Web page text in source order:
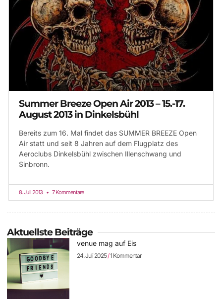
Summer Breeze Open Air 2013 – 15.-17.
August 2013 in Dinkelsbühl
Bereits zum 16. Mal findet das SUMMER BREEZE Open
Air statt und seit 8 Jahren auf dem Flugplatz des
Aeroclubs Dinkelsbühl zwischen Illenschwang und
Sinbronn.
8. Juli 2013 7 Kommentare
Aktuellste Beiträge
venue mag auf Eis
24. Juli 2025 1 Kommentar